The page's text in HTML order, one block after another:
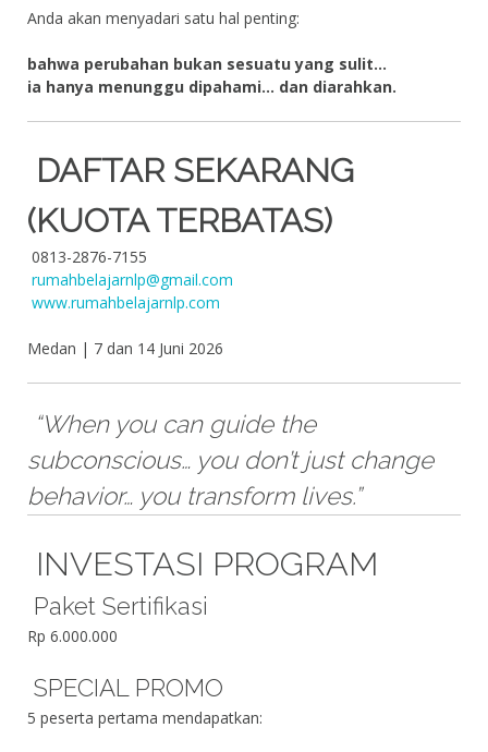
Anda akan menyadari satu hal penting:
bahwa perubahan bukan sesuatu yang sulit…
ia hanya menunggu dipahami… dan diarahkan.
DAFTAR SEKARANG
(KUOTA TERBATAS)
0813-2876-7155
rumahbelajarnlp@gmail.com
www.rumahbelajarnlp.com
Medan | 7 dan 14 Juni 2026
“When you can guide the
subconscious… you don’t just change
behavior… you transform lives.”
INVESTASI PROGRAM
Paket Sertifikasi
Rp 6.000.000
SPECIAL PROMO
5 peserta pertama mendapatkan: